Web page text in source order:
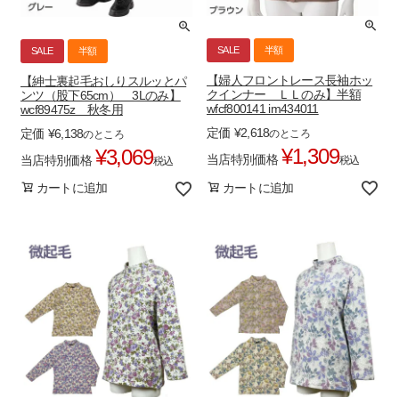
SALE 半額
【紳士裏起毛おしりスルッとパ
ンツ（股下65cm） 3Lのみ】
wcf89475z 秋冬用
定価 ¥6,138のところ
当店特別価格 ¥3,069税込
カートに追加
SALE 半額
【婦人フロントレース長袖ホッ
クインナー ＬＬのみ】半額
wfcf800141 im434011
定価 ¥2,618のところ
当店特別価格 ¥1,309税込
カートに追加